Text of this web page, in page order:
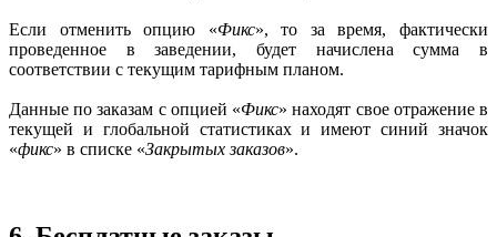
Если отменить опцию «Фикс», то за время, фактически
проведенное в заведении, будет начислена сумма в
соответствии с текущим тарифным планом.
Данные по заказам с опцией «Фикс» находят свое отражение в
текущей и глобальной статистиках и имеют синий значок
«фикс» в списке «Закрытых заказов».